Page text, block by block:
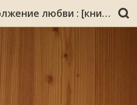
Ковалев, Н. Н. В продолжение любви : [книга воспоминаний в стихах и прозе] / Николай Ковалев ; [предисл. Владимира Семенова]. - Мурманск : Бенефис-О, 2009. - 463 с. : ил., портр.